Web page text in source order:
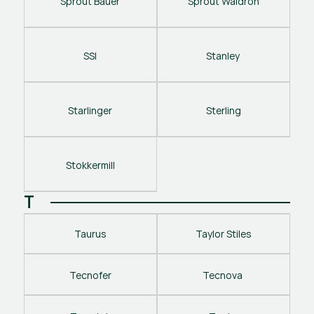
SSI Stanley
Starlinger Sterling
Stokkermill
T
Taurus Taylor Stiles
Tecnofer Tecnova